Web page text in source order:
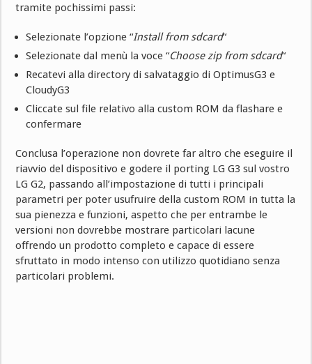
tramite pochissimi passi:
Selezionate l’opzione “Install from sdcard“
Selezionate dal menù la voce “Choose zip from sdcard“
Recatevi alla directory di salvataggio di OptimusG3 e
CloudyG3
Cliccate sul file relativo alla custom ROM da flashare e
confermare
Conclusa l’operazione non dovrete far altro che eseguire il
riavvio del dispositivo e godere il porting LG G3 sul vostro
LG G2, passando all’impostazione di tutti i principali
parametri per poter usufruire della custom ROM in tutta la
sua pienezza e funzioni, aspetto che per entrambe le
versioni non dovrebbe mostrare particolari lacune
offrendo un prodotto completo e capace di essere
sfruttato in modo intenso con utilizzo quotidiano senza
particolari problemi.